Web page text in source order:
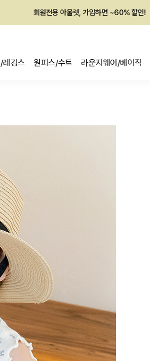
회원전용 아울렛, 가입하면 ~60% 할인!
레깅스 원피스/수트 라운지웨어/베이직